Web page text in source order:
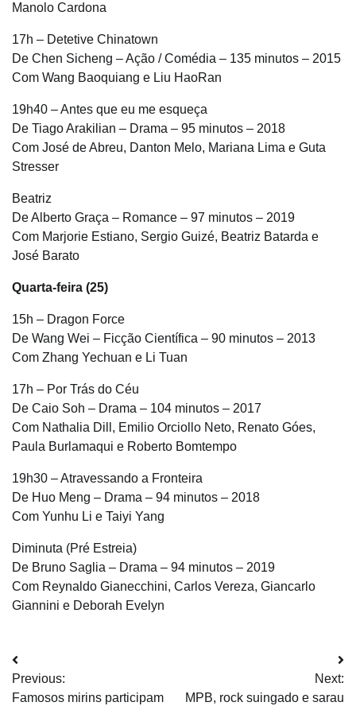
Manolo Cardona
17h – Detetive Chinatown
De Chen Sicheng – Ação / Comédia – 135 minutos – 2015
Com Wang Baoquiang e Liu HaoRan
19h40 – Antes que eu me esqueça
De Tiago Arakilian – Drama – 95 minutos – 2018
Com José de Abreu, Danton Melo, Mariana Lima e Guta
Stresser
Beatriz
De Alberto Graça – Romance – 97 minutos – 2019
Com Marjorie Estiano, Sergio Guizé, Beatriz Batarda e
José Barato
Quarta-feira (25)
15h – Dragon Force
De Wang Wei – Ficção Científica – 90 minutos – 2013
Com Zhang Yechuan e Li Tuan
17h – Por Trás do Céu
De Caio Soh – Drama – 104 minutos – 2017
Com Nathalia Dill, Emilio Orciollo Neto, Renato Góes,
Paula Burlamaqui e Roberto Bomtempo
19h30 – Atravessando a Fronteira
De Huo Meng – Drama – 94 minutos – 2018
Com Yunhu Li e Taiyi Yang
Diminuta (Pré Estreia)
De Bruno Saglia – Drama – 94 minutos – 2019
Com Reynaldo Gianecchini, Carlos Vereza, Giancarlo
Giannini e Deborah Evelyn
Navegação
de
Previous:
Famosos mirins participam
Next:
MPB, rock suingado e sarau